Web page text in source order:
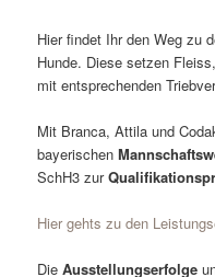
Hier findet Ihr den Weg zu
Hunde. Diese setzen
mit entsprechenden
Mit Branca, Attila und
bayerischen
SchH3 zur
Hier gehts zu den
DieAusstellungserfolge